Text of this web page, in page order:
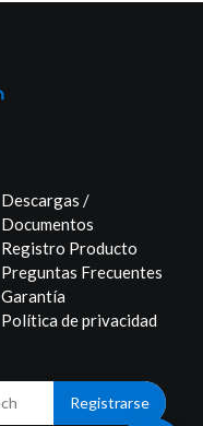
Descargas /
Documentos
Registro Producto
Preguntas Frecuentes
Garantía
Política de privacidad
Registrarse